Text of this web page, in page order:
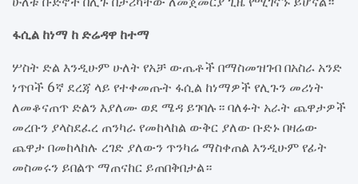
ፋሲል ከነማ ከ ድሬዳዋ ከተማ
ሦስት ድል እንዲሁም ሁለት የአቻ ውጤቶች በማስመዝገብ በአስራ አንድ
ነጥቦች 6ኛ ደረጃ ላይ የተቀመጡት ፋሲል ከነማዎች የሊጉን መሪነት
ለመቆናጠጥ ድልን እያለሙ ወደ ሜዳ ይገባሉ። ባለፉት አራት ጨዋታዎች
መረቡን ያላስደፈረ ጠንካራ የመከላከል ውቅር ያለው ቡድኑ በዛሬው
ጨዋታ በመከላከሉ ረገድ ያለውን ጥንካሬ ማስቀጠል እንዲሁም የፊት
መስመሩን ይበልጥ ማጠናከር ይጠበቅበታል።